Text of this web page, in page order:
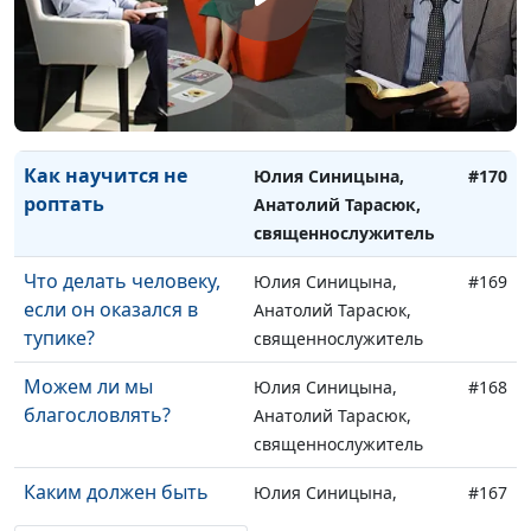
священнослужитель
Кто окажется в раю?
Юлия Синицына,
Анатолий Тарасюк,
священнослужитель
#171
Как научится не
роптать
Юлия Синицына,
Анатолий Тарасюк,
священнослужитель
#170
Что делать человеку,
если он оказался в
тупике?
Юлия Синицына,
Анатолий Тарасюк,
священнослужитель
#169
Можем ли мы
благословлять?
Юлия Синицына,
Анатолий Тарасюк,
священнослужитель
#168
Каким должен быть
духовный плод жизни
Юлия Синицына,
#167